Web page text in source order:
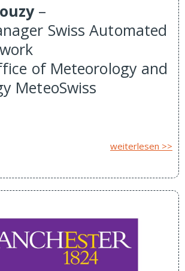
–
Swiss Automated
of Meteorology and
MeteoSwiss
weiterlesen >>